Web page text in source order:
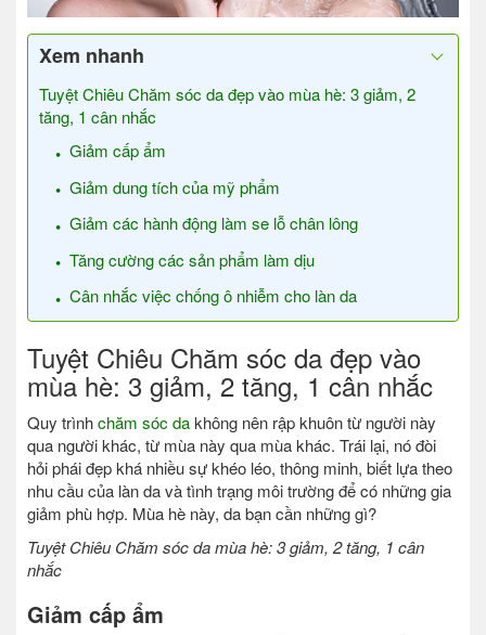
Xem nhanh
Tuyệt Chiêu Chăm sóc da đẹp vào mùa hè: 3 giảm, 2
tăng, 1 cân nhắc
Giảm cấp ẩm
Giảm dung tích của mỹ phẩm
Giảm các hành động làm se lỗ chân lông
Tăng cường các sản phẩm làm dịu
Cân nhắc việc chống ô nhiễm cho làn da
Tuyệt Chiêu Chăm sóc da đẹp vào
mùa hè: 3 giảm, 2 tăng, 1 cân nhắc
Quy trìnhchăm sóc dakhông nên rập khuôn từ người này
qua người khác, từ mùa này qua mùa khác. Trái lại, nó đòi
hỏi phái đẹp khá nhiều sự khéo léo, thông minh, biết lựa theo
nhu cầu của làn da và tình trạng môi trường để có những gia
giảm phù hợp. Mùa hè này, da bạn cần những gì?
Tuyệt Chiêu Chăm sóc da mùa hè: 3 giảm, 2 tăng, 1 cân
nhắc
Giảm cấp ẩm